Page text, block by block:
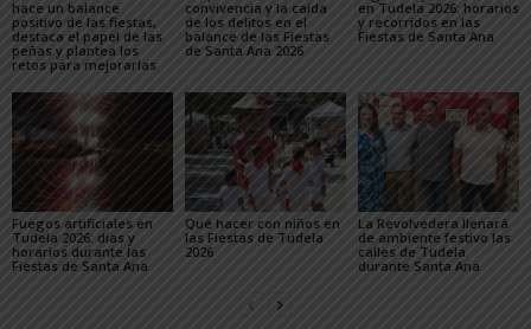
hace un balance
positivo de las fiestas,
destaca el papel de las
peñas y plantea los
retos para mejorarlas
convivencia y la caída
de los delitos en el
balance de las Fiestas
de Santa Ana 2026
en Tudela 2026: horarios
y recorridos en las
Fiestas de Santa Ana
Fuegos artificiales en
Tudela 2026: días y
horarios durante las
Fiestas de Santa Ana
Qué hacer con niños en
las Fiestas de Tudela
2026
La Revolvedera llenará
de ambiente festivo las
calles de Tudela
durante Santa Ana